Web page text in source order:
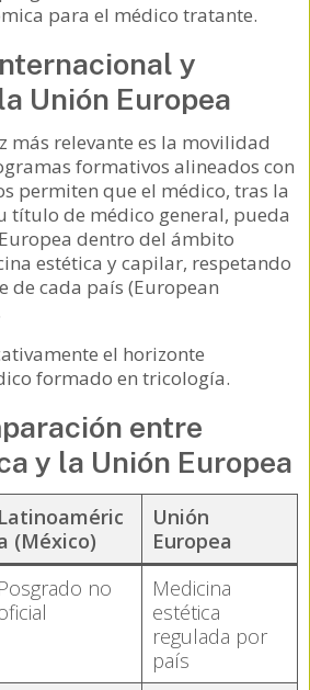
para el médico tratante.
y
Unión Europea
más relevante es la movilidad
formativos alineados con
permiten que el médico, tras la
título de médico general, pueda
dentro del ámbito
estética y capilar, respetando
de cada país (European
el horizonte
formado en tricología.
entre
y la Unión Europea
Latinoaméric
(México)
Unión
Europea
Posgrado no
Medicina
estética
regulada por
país